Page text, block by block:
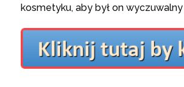
kosmetyku, aby był on